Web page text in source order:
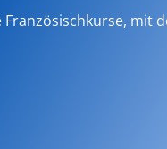
mit